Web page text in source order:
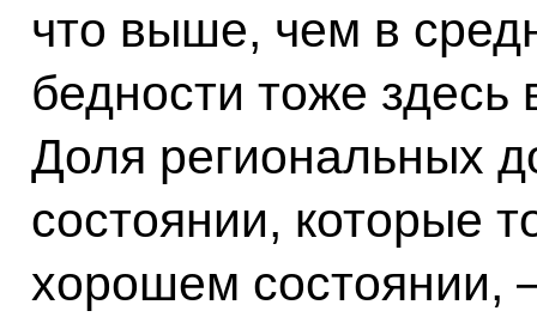
что выше, чем в
бедности тоже
Доля региональных
состоянии, которые
хорошем состоянии,